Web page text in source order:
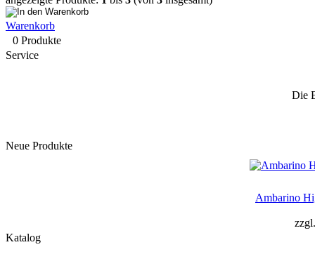
Warenkorb
0 Produkte
Service
Die
Neue Produkte
Ambarino
Katalog